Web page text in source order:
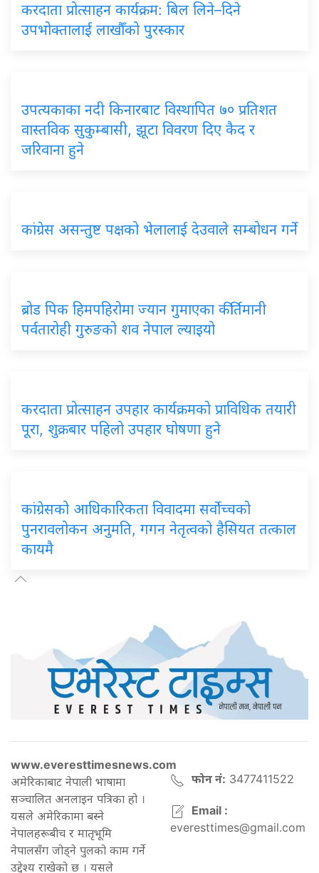
करदाता प्रोत्साहन कार्यक्रम: बिल लिने–दिने
उपभोक्तालाई लाखौँको पुरस्कार
उपत्यकाका नदी किनारबाट विस्थापित ७० प्रतिशत
वास्तविक सुकुम्बासी, झूटा विवरण दिए कैद र
जरिवाना हुने
कांग्रेस असन्तुष्ट पक्षको भेलालाई देउवाले सम्बोधन गर्ने
ब्रोड पिक हिमपहिरोमा ज्यान गुमाएका कीर्तिमानी
पर्वतारोही गुरुङको शव नेपाल ल्याइयो
करदाता प्रोत्साहन उपहार कार्यक्रमको प्राविधिक तयारी
पूरा, शुक्रबार पहिलो उपहार घोषणा हुने
कांग्रेसको आधिकारिकता विवादमा सर्वोच्चको
पुनरावलोकन अनुमति, गगन नेतृत्वको हैसियत तत्काल
कायमै
www.everesttimesnews.com
अमेरिकाबाट नेपाली भाषामा
सञ्चालित अनलाइन पत्रिका हो ।
यसले अमेरिकामा बस्ने
नेपालहरूबीच र मातृभूमि
नेपालसँग जोड्ने पुलको काम गर्ने
उद्देश्य राखेको छ । यसले
फोन नं: 3477411522
Email :
everesttimes@gmail.com